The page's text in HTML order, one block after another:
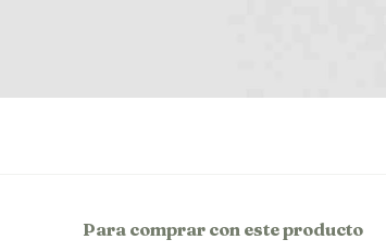
Para comprar con este producto